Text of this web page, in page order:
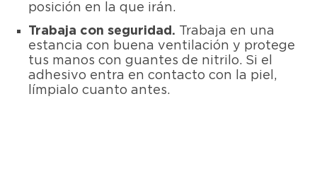
posición en la que irán.
Trabaja con seguridad. Trabaja en una
estancia con buena ventilación y protege
tus manos con guantes de nitrilo. Si el
adhesivo entra en contacto con la piel,
límpialo cuanto antes.